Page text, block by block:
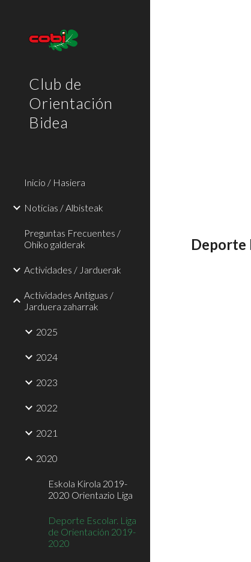
Club de
Orientación
Bidea
Inicio / Hasiera
Noticias / Albisteak
Preguntas Frecuentes /
Ohiko galderak
Actividades / Jarduerak
Actividades Antiguas /
Jarduera zaharrak
2025
2024
2023
2022
2021
2020
Eskola Kirola 2019-
2020 Orientazio Liga
Deporte Escolar. Liga
de Orientación 2019-
2020
Deporte